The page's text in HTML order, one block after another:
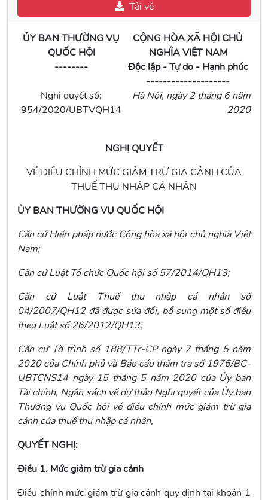
Tải về
ỦY BAN THƯỜNG VỤ
QUỐC HỘI
--------
CỘNG HÒA XÃ HỘI CHỦ
NGHĨA VIỆT NAM
Độc lập - Tự do - Hạnh phúc
--------------------
Nghị quyết số:
954/2020/UBTVQH14
Hà Nội, ngày 2 tháng 6 năm
2020
NGHỊ QUYẾT
VỀ ĐIỀU CHỈNH MỨC GIẢM TRỪ GIA CẢNH CỦA
THUẾ THU NHẬP CÁ NHÂN
ỦY BAN THƯỜNG VỤ QUỐC HỘI
Căn cứ Hiến pháp nước Cộng hòa xã hội chủ nghĩa Việt
Nam;
Căn cứ Luật Tổ chức Quốc hội số 57/2014/QH13;
Căn cứ Luật Thuế thu nhập cá nhân số
04/2007/QH12 đã được sửa đổi, bổ sung một số điều
theo Luật số 26/2012/QH13;
Căn cứ Tờ trình số 188/TTr-CP ngày 7 tháng 5 năm
2020 của Chính phủ và Báo cáo thẩm tra số 1976/BC-
UBTCNS14 ngày 15 tháng 5 năm 2020 của Ủy ban
Tài chính, Ngân sách về dự thảo Nghị quyết của Ủy ban
Thường vụ Quốc hội về điều chỉnh mức giảm trừ gia
cảnh của thuế thu nhập cá nhân,
QUYẾT NGHỊ:
Điều 1. Mức giảm trừ gia cảnh
Điều chỉnh mức giảm trừ gia cảnh quy định tại khoản 1